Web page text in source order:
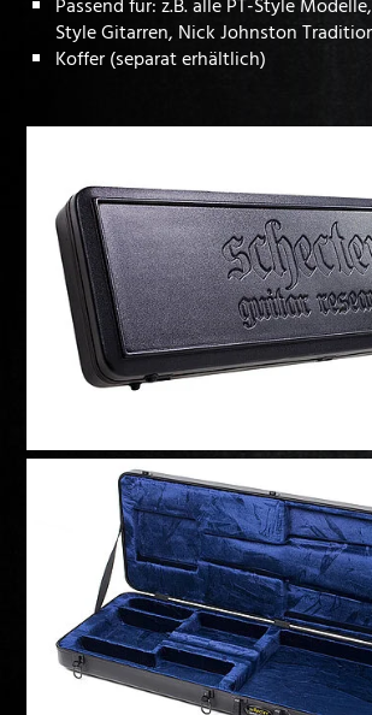
Style Gitarren, Nick Johnston
Koffer (separat erhältlich)